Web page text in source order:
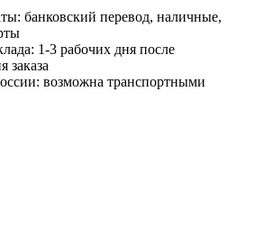
банковский перевод, наличные,
1-3 рабочих дня после
заказа
возможна транспортными